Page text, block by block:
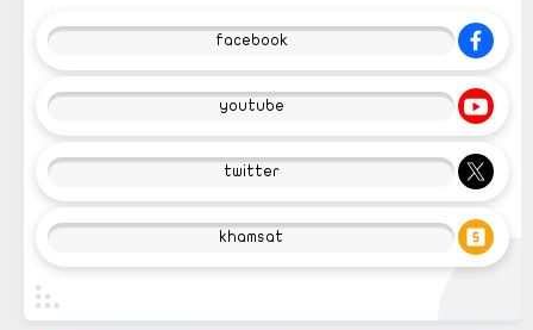
facebook
youtube
twitter
khamsat